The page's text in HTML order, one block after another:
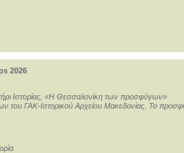
2026
Ιστορίας, «Η Θεσσαλονίκη των προσφύγων»
του ΓΑΚ-Ιστορικού Αρχείου Μακεδονίας. Το